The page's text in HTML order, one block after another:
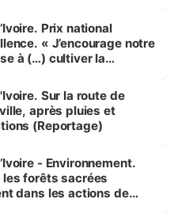
Prix national
« J’encourage notre
à (…) cultiver la
Ouattara
Sur la route de
après pluies et
(Reportage)
- Environnement.
les forêts sacrées
dans les actions de